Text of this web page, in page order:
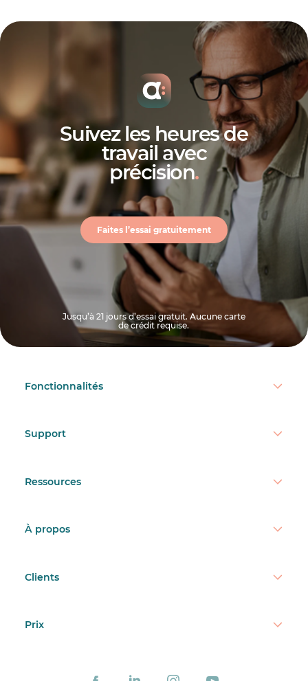
logiciel de
temps et présences
modèles pour la gestion de
restaurant
Suivez les heures de
travail avec
précision.
Faites l’essai gratuitement
Jusqu’à 21 jours d’essai gratuit. Aucune carte
de crédit requise.
Fonctionnalités
Support
Ressources
À propos
Clients
Prix